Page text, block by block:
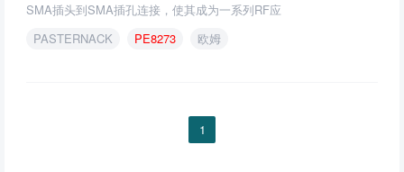
SMA插头到SMA插孔连接，使其成为一系列RF应
用的理想解决方案。
PASTERNACK PE8273 欧姆
1